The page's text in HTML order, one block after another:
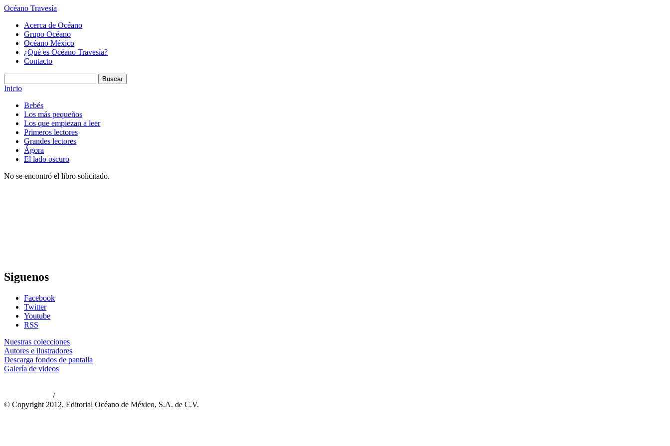
Océano Travesía
Acerca de Océano
Grupo Océano
Océano México
¿Qué es Océano Travesía?
Contacto
Inicio
Bebés
Los más pequeños
Los que empiezan a leer
Primeros lectores
Grandes lectores
Ágora
El lado oscuro
No se encontró el libro solicitado.
Siguenos
Facebook
Twitter
Youtube
RSS
Nuestras colecciones
Autores e ilustradores
Descarga fondos de pantalla
Galería de videos
/
© Copyright 2012, Editorial Océano de México, S.A. de C.V.